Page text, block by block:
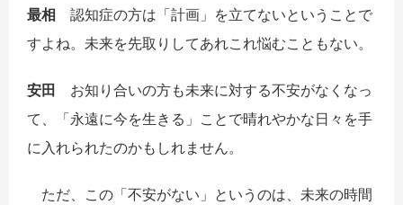
最相 認知症の方は「計画」を立てないということで
すよね。未来を先取りしてあれこれ悩むこともない。
安田 お知り合いの方も未来に対する不安がなくなっ
て、「永遠に今を生きる」ことで晴れやかな日々を手
に入れられたのかもしれません。
ただ、この「不安がない」というのは、未来の時間